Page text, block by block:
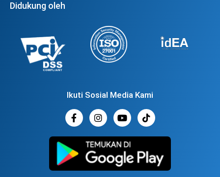
Didukung oleh
Ikuti Sosial Media Kami